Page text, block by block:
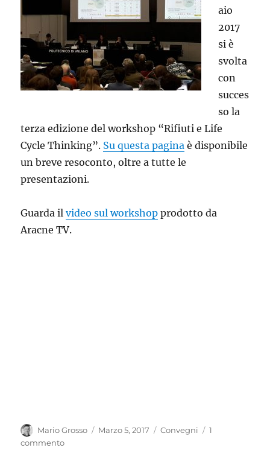
aio
2017
si è
svolta
con
succes
so la
terza edizione del workshop “Rifiuti e Life
Cycle Thinking”. Su questa pagina è disponibile
un breve resoconto, oltre a tutte le
presentazioni.
Guarda ilvideo sul workshop prodotto da
Aracne TV.
Autore
Mario Grosso
Pubblicato
Marzo 5, 2017 Categorie
Convegni
1
commentosu